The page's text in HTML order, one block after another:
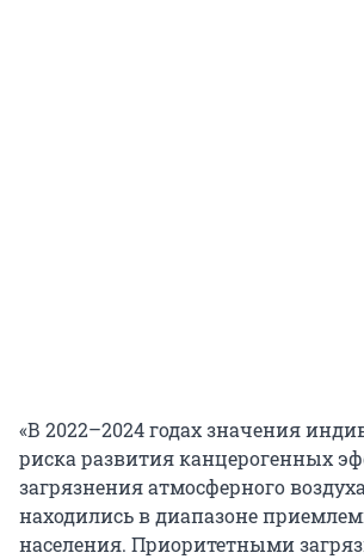
«В 2022–2024 годах значения
риска развития канцерогенных
загрязнения атмосферного
находились в диапазоне
населения. Приоритетными